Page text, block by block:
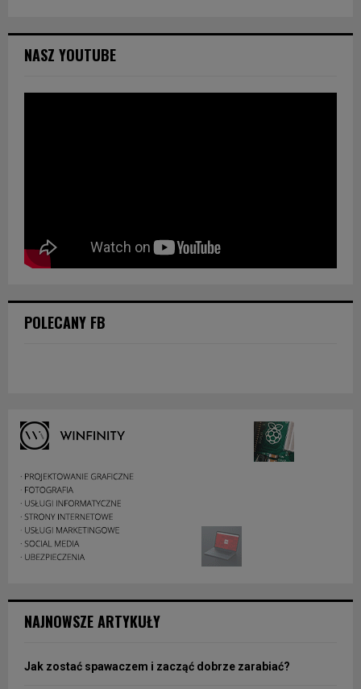
NASZ YOUTUBE
POLECANY FB
NAJNOWSZE ARTYKUŁY
Jak zostać spawaczem i zacząć dobrze zarabiać?